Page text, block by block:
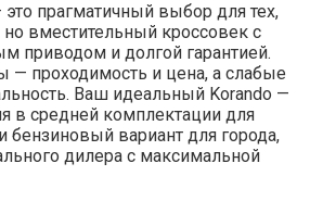
это прагматичный выбор для тех,
вместительный кроссовек с
приводом и долгой гарантией.
— проходимость и цена, а слабые
Ваш идеальный Korando —
в средней комплектации для
бензиновый вариант для города,
дилера с максимальной